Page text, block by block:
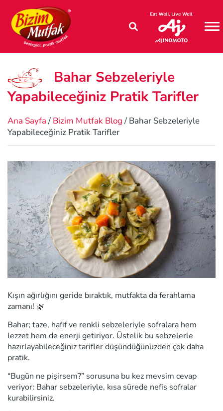
Bahar Sebzeleriyle
Yapabileceğiniz Pratik Tarifler
Ana Sayfa / Bizim Mutfak Blog / Bahar Sebzeleriyle
Yapabileceğiniz Pratik Tarifler
Kışın ağırlığını geride bıraktık, mutfakta da ferahlama
zamanı! 🌿
Bahar; taze, hafif ve renkli sebzeleriyle sofralara hem
lezzet hem de enerji getiriyor. Üstelik bu sebzelerle
hazırlayabileceğiniz tarifler düşündüğünüzden çok daha
pratik.
“Bugün ne pişirsem?” sorusuna bu kez mevsim cevap
veriyor: Bahar sebzeleriyle, kısa sürede nefis sofralar
kurabilirsiniz.